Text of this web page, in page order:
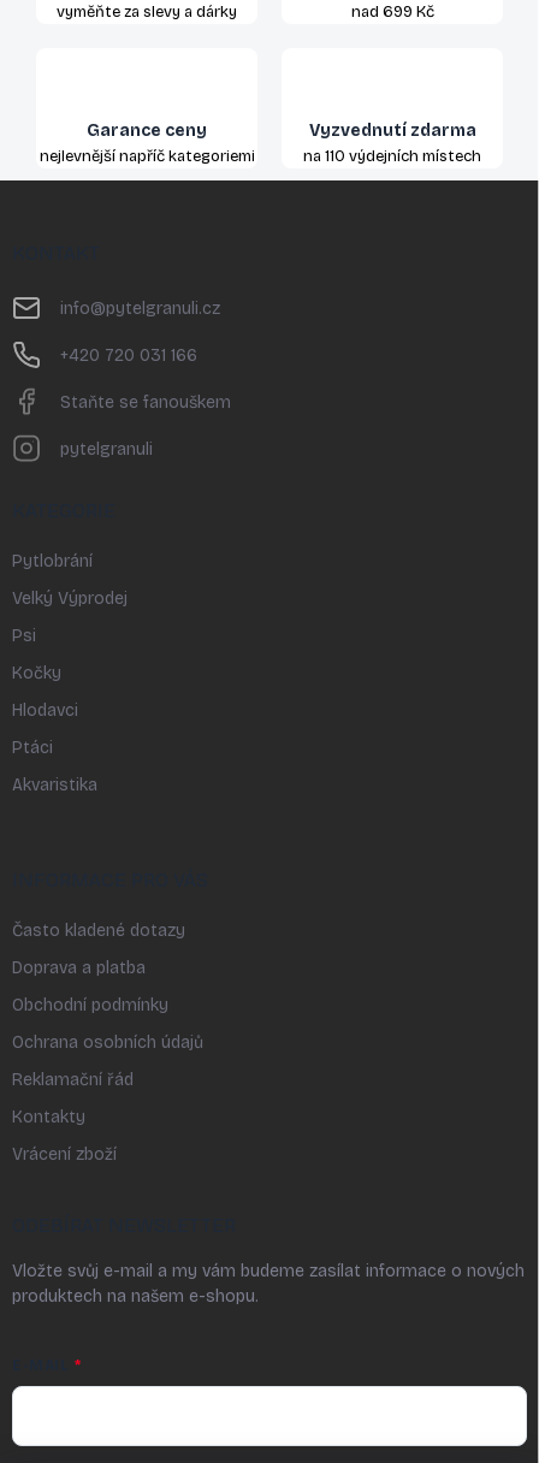
vyměňte za slevy a dárky nad 699 Kč
Garance ceny
nejlevnější napříč kategoriemi
Vyzvednutí zdarma
na 110 výdejních místech
info@pytelgranuli.cz
+420 720 031 166
Staňte se fanouškem
pytelgranuli
Pytlobrání
Velký Výprodej
Psi
Kočky
Hlodavci
Ptáci
Akvaristika
Často kladené dotazy
Doprava a platba
Obchodní podmínky
Ochrana osobních údajů
Reklamační řád
Kontakty
Vrácení zboží
Vložte svůj e-mail a my vám budeme zasílat informace o nových
produktech na našem e-shopu.